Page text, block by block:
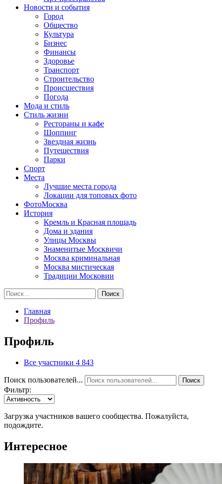
Новости и события
Город
Общество
Культура
Бизнес
Финансы
Здоровье
Транспорт
Строительство
Происшествия
Погода
Мода и стиль
Стиль жизни
Рестораны и кафе
Шоппинг
Звездная жизнь
Путешествия
Парки
Спорт
Места
Лучшие места города
Локации для топовых фото
ФотоМосква
История
Кремль и Красная площадь
Дома и здания
Улицы Москвы
Знаменитые Москвичи
Москва криминальная
Москва мистическая
Традиции Московии
Найти:
Главная
Профиль
Профиль
Все участники 4 843
Поиск пользователей... Поиск
Фильтр:
Загрузка участников вашего сообщества. Пожалуйста,
подождите.
Интересное